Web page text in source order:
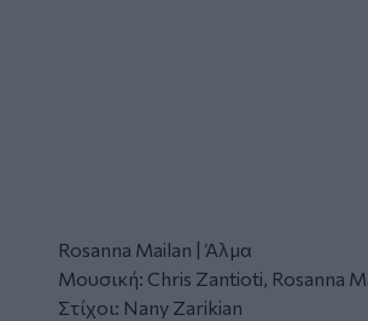
Rosanna Mailan | Άλμα
Μουσική: Chris Zantioti, Rosanna
Στίχοι: Nany Zarikian